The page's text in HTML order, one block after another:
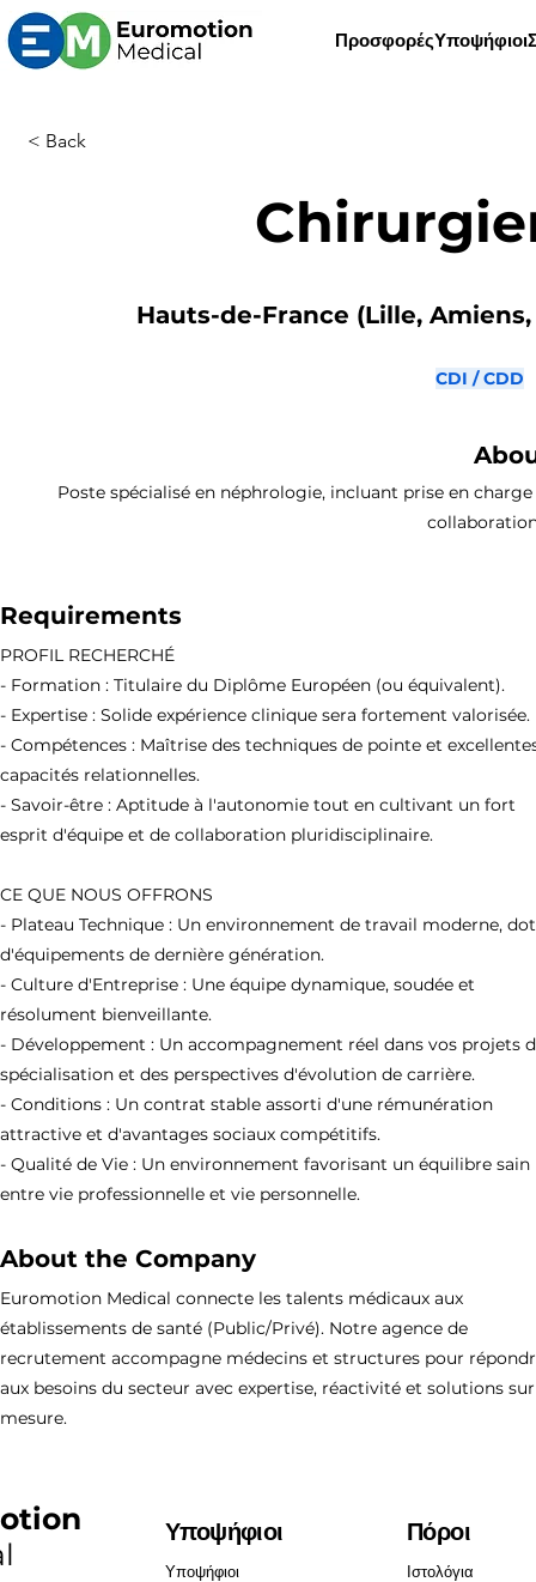
ΠροσφορέςΥποψήφιοι
< Back
Hauts-de-France (Lille,
CDI / CDD
Poste spécialisé en néphrologie, incluant prise en
Requirements
PROFIL RECHERCHÉ
- Formation : Titulaire du Diplôme Européen (ou équivalent).
- Expertise : Solide expérience clinique sera fortement valorisée.
- Compétences : Maîtrise des techniques de pointe et
capacités relationnelles.
- Savoir-être : Aptitude à l'autonomie tout en cultivant un fort
esprit d'équipe et de collaboration pluridisciplinaire.
CE QUE NOUS OFFRONS
- Plateau Technique : Un environnement de travail moderne,
d'équipements de dernière génération.
- Culture d'Entreprise : Une équipe dynamique, soudée et
résolument bienveillante.
- Développement : Un accompagnement réel dans vos projets
spécialisation et des perspectives d'évolution de carrière.
- Conditions : Un contrat stable assorti d'une rémunération
attractive et d'avantages sociaux compétitifs.
- Qualité de Vie : Un environnement favorisant un équilibre sain
entre vie professionnelle et vie personnelle.
About the Company
Euromotion Medical connecte les talents médicaux aux
établissements de santé (Public/Privé). Notre agence de
recrutement accompagne médecins et structures pour
aux besoins du secteur avec expertise, réactivité et solutions sur
mesure.
Υποψήφιοι
Υποψήφιοι
Πόροι
Ιστολόγια